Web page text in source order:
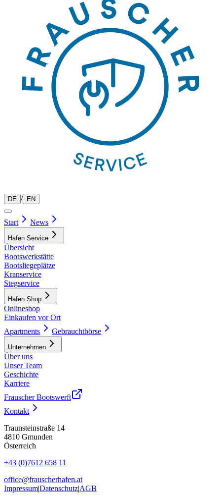
DE / EN
Start News
Hafen Service
Übersicht
Bootswerkstätte
Bootsliegeplätze
Kranservice
Stegservice
Hafen Shop
Onlineshop
Einkaufen vor Ort
Apartments
Gebrauchtbörse
Unternehmen
Über uns
Unser Team
Geschichte
Karriere
Frauscher Bootswerft
Kontakt
Traunsteinstraße 14
4810 Gmunden
Österreich
+43 (0)7612 658 11
office@frauscherhafen.at
Impressum|Datenschutz|AGB